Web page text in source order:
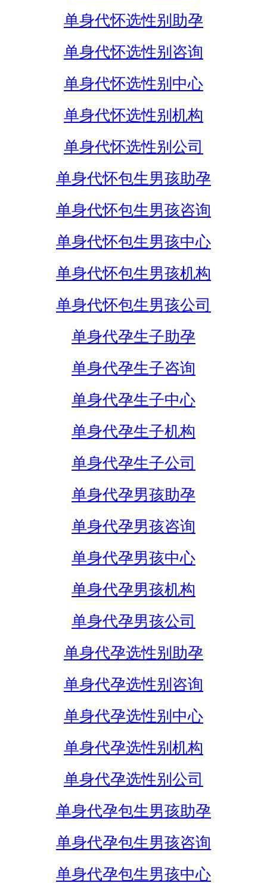
单身代怀选性别助孕
单身代怀选性别咨询
单身代怀选性别中心
单身代怀选性别机构
单身代怀选性别公司
单身代怀包生男孩助孕
单身代怀包生男孩咨询
单身代怀包生男孩中心
单身代怀包生男孩机构
单身代怀包生男孩公司
单身代孕生子助孕
单身代孕生子咨询
单身代孕生子中心
单身代孕生子机构
单身代孕生子公司
单身代孕男孩助孕
单身代孕男孩咨询
单身代孕男孩中心
单身代孕男孩机构
单身代孕男孩公司
单身代孕选性别助孕
单身代孕选性别咨询
单身代孕选性别中心
单身代孕选性别机构
单身代孕选性别公司
单身代孕包生男孩助孕
单身代孕包生男孩咨询
单身代孕包生男孩中心